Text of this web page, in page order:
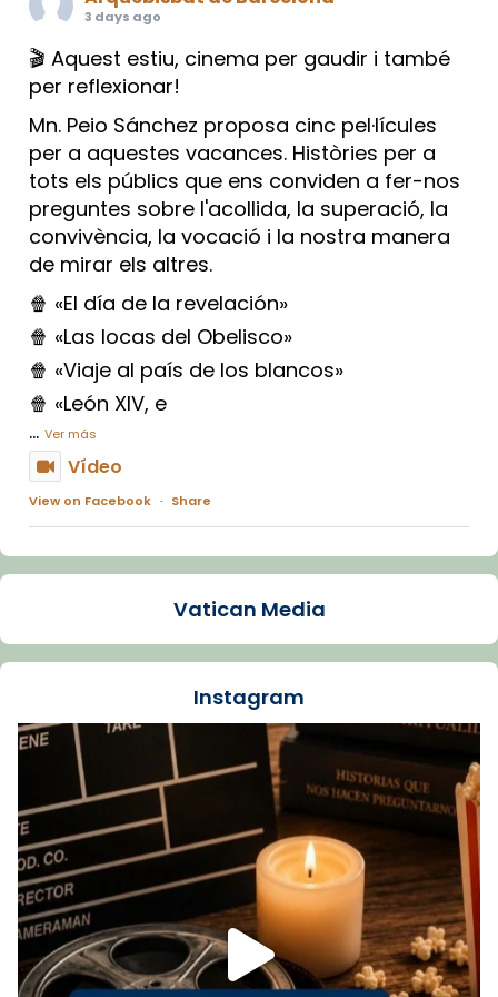
3 days ago
🎬 Aquest estiu, cinema per gaudir i també
per reflexionar!
Mn. Peio Sánchez proposa cinc pel·lícules
per a aquestes vacances. Històries per a
tots els públics que ens conviden a fer-nos
preguntes sobre l'acollida, la superació, la
convivència, la vocació i la nostra manera
de mirar els altres.
🍿 «El día de la revelación»
🍿 «Las locas del Obelisco»
🍿 «Viaje al país de los blancos»
🍿 «León XIV, e
... Ver más
Vídeo
View on Facebook · Share
Arquebisbat de Barcelona
La Carmina va patir depressió. Fa gairebé
dos mesos, a l'Estadi Lluís Companys, la
Recupera l'entrevista comp
Vatican
tican News 👇
www.vaticannews.va/es/iglesia/news/2026-
07/carmina-historia-depresion-papa-viaje-
espana-testimoni...
Foto
View on Facebook · Share
Vatican Media
Instagram